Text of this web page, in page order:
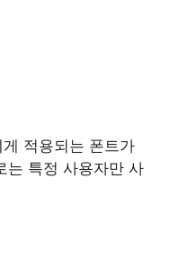
적용되는 폰트가
는 특정 사용자만 사